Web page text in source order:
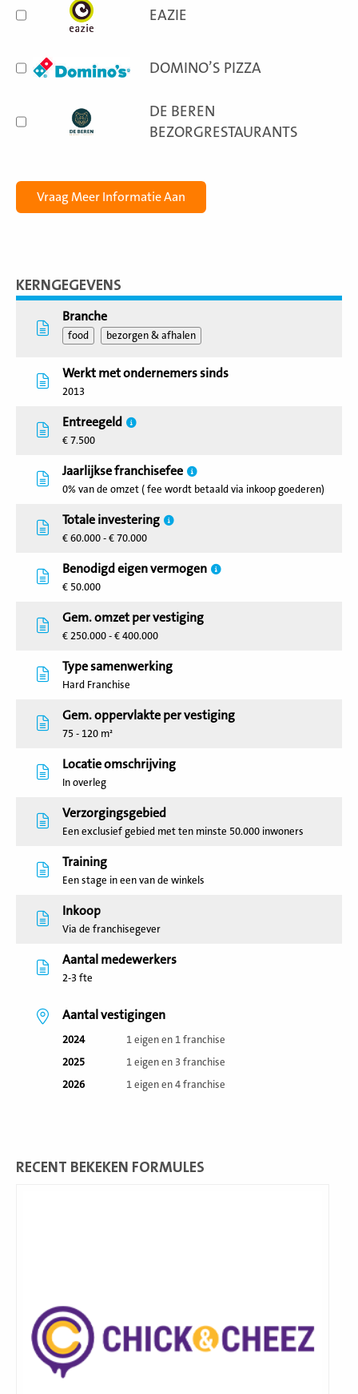
EAZIE
DOMINO’S PIZZA
DE BEREN
BEZORGRESTAURANTS
KERNGEGEVENS
Branche
food bezorgen & afhalen
Werkt met ondernemers sinds
2013
Entreegeld
€ 7.500
Jaarlijkse franchisefee
0% van de omzet ( fee wordt betaald via inkoop goederen)
Totale investering
€ 60.000 - € 70.000
Benodigd eigen vermogen
€ 50.000
Gem. omzet per vestiging
€ 250.000 - € 400.000
Type samenwerking
Hard Franchise
Gem. oppervlakte per vestiging
75 - 120 m²
Locatie omschrijving
In overleg
Verzorgingsgebied
Een exclusief gebied met ten minste 50.000 inwoners
Training
Een stage in een van de winkels
Inkoop
Via de franchisegever
Aantal medewerkers
2-3 fte
Aantal vestigingen
2024
1 eigen en 1 franchise
2025
1 eigen en 3 franchise
2026
1 eigen en 4 franchise
RECENT BEKEKEN FORMULES